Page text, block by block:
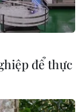
để thực